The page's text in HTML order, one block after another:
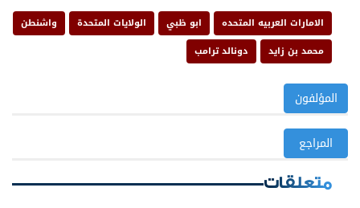
الامارات العربيه المتحده ابو ظبي الولايات المتحدة
واشنطن
محمد بن زايد
دونالد ترامب
المؤلفون
المراجع
متعلقات